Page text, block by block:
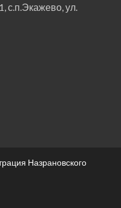
с.п.Экажево, ул.
Назрановского